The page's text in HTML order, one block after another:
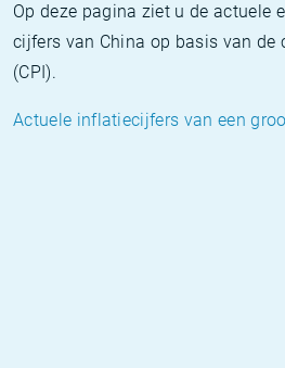
Op deze pagina ziet u de actuele
cijfers van China op basis van de
(CPI).
Actuele inflatiecijfers van een